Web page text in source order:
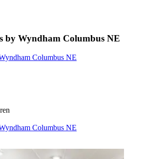
by Wyndham Columbus NE
Columbus NE
Columbus NE